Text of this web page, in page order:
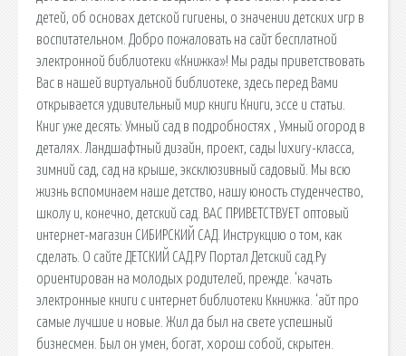
детей, об основах детской гигиены, о значении детских игр в
воспитательном. Добро пожаловать на сайт бесплатной
электронной библиотеки «Книжка»! Мы рады приветствовать
Вас в нашей виртуальной библиотеке, здесь перед Вами
открывается удивительный мир книги Книги, эссе и статьи.
Книг уже десять: Умный сад в подробностях , Умный огород в
деталях. Ландшафтный дизайн, проект, сады luxury-класса,
зимний сад, сад на крыше, эксклюзивный садовый. Мы всю
жизнь вспоминаем наше детство, нашу юность студенчество,
школу и, конечно, детский сад. ВАС ПРИВЕТСТВУЕТ оптовый
интернет-магазин СИБИРСКИЙ САД. Инструкцию о том, как
сделать. О сайте ДЕТСКИЙ САД.РУ Портал Детский сад.Ру
ориентирован на молодых родителей, прежде. ‘качать
электронные книги с интернет библиотеки Ккнижка. ‘айт про
самые лучшие и новые. Жил да был на свете успешный
бизнесмен. Был он умен, богат, хорош собой, скрытен.